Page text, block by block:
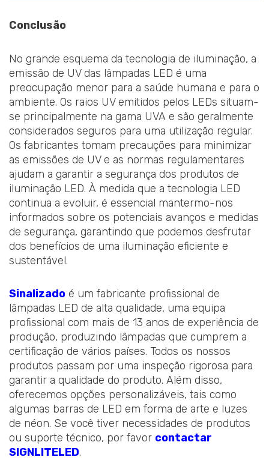
Conclusão
No grande esquema da tecnologia de iluminação, a
emissão de UV das lâmpadas LED é uma
preocupação menor para a saúde humana e para o
ambiente. Os raios UV emitidos pelos LEDs situam-
se principalmente na gama UVA e são geralmente
considerados seguros para uma utilização regular.
Os fabricantes tomam precauções para minimizar
as emissões de UV e as normas regulamentares
ajudam a garantir a segurança dos produtos de
iluminação LED. À medida que a tecnologia LED
continua a evoluir, é essencial mantermo-nos
informados sobre os potenciais avanços e medidas
de segurança, garantindo que podemos desfrutar
dos benefícios de uma iluminação eficiente e
sustentável.
Sinalizado é um fabricante profissional de
lâmpadas LED de alta qualidade, uma equipa
profissional com mais de 13 anos de experiência de
produção, produzindo lâmpadas que cumprem a
certificação de vários países. Todos os nossos
produtos passam por uma inspeção rigorosa para
garantir a qualidade do produto. Além disso,
oferecemos opções personalizáveis, tais como
algumas barras de LED em forma de arte e luzes
de néon. Se você tiver necessidades de produtos
ou suporte técnico, por favor contactar
SIGNLITELED.